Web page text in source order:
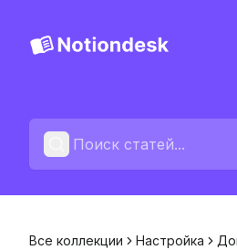
Свяжитесь с нами
Все коллекции Настройка